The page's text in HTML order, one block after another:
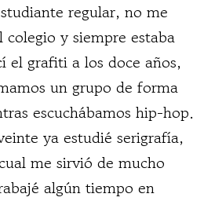
regular, no me
colegio y siempre estaba
el grafiti a los doce años,
un grupo de forma
escuchábamos hip-hop.
ya estudié serigrafía,
me sirvió de mucho
algún tiempo en